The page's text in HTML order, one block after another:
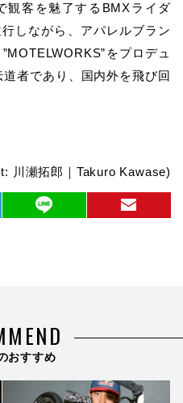
観客を魅了するBMXライダ
しながら、アパレルブラン
をプロデュ
者であり、国内外を飛び回
川瀬拓郎｜Takuro Kawase)
おすすめ